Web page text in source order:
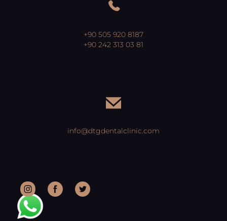
+90 505 920 8187
+90 242 313 03 81
info@dtgdentalclinic.com